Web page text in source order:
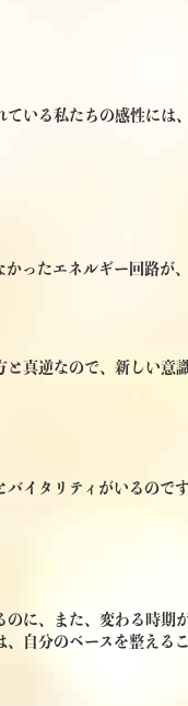
いる私たちの感性には
ったエネルギー回路が
真逆なので、新しい意
イタリティがいるのです
のに、また、変わる時期
自分のベースを整えるこ